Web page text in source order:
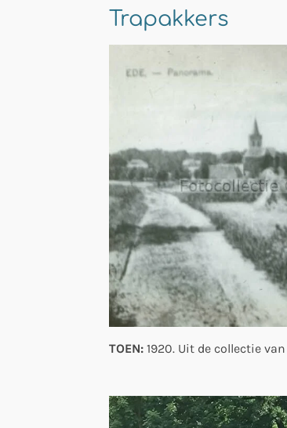
Trapakkers
TOEN: 1920. Uit de collectie